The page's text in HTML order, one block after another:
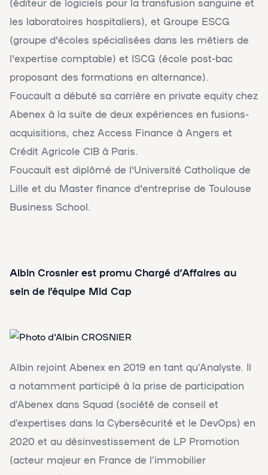
les laboratoires hospitaliers), et Groupe ESCG
(groupe d'écoles spécialisées dans les métiers de
l'expertise comptable) et ISCG (école post-bac
proposant des formations en alternance).
Foucault a débuté sa carrière en private equity chez
Abenex à la suite de deux expériences en fusions-
acquisitions, chez Access Finance à Angers et
Crédit Agricole CIB à Paris.
Foucault est diplômé de l'Université Catholique de
Lille et du Master finance d'entreprise de Toulouse
Business School.
Albin Crosnier est promu Chargé d’Affaires au
sein de l’équipe Mid Cap
Albin rejoint Abenex en 2019 en tant qu’Analyste. Il
a notamment participé à la prise de participation
d’Abenex dans Squad (société de conseil et
d’expertises dans la Cybersécurité et le DevOps) en
2020 et au désinvestissement de LP Promotion
(acteur majeur en France de l’immobilier